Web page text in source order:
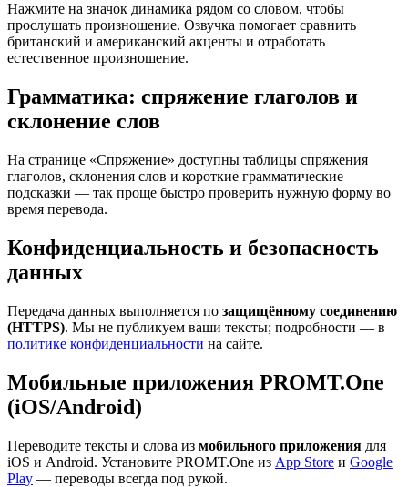
Нажмите на значок динамика рядом со словом, чтобы
прослушать произношение. Озвучка помогает сравнить
британский и американский акценты и отработать
естественное произношение.
Грамматика: спряжение глаголов и
склонение слов
На странице «Спряжение» доступны таблицы спряжения
глаголов, склонения слов и короткие грамматические
подсказки — так проще быстро проверить нужную форму во
время перевода.
Конфиденциальность и безопасность
данных
Передача данных выполняется по защищённому соединению
(HTTPS). Мы не публикуем ваши тексты; подробности — в
политике конфиденциальности на сайте.
Мобильные приложения PROMT.One
(iOS/Android)
Переводите тексты и слова из мобильного приложения для
iOS и Android. Установите PROMT.One из App Store и Google
Play — переводы всегда под рукой.